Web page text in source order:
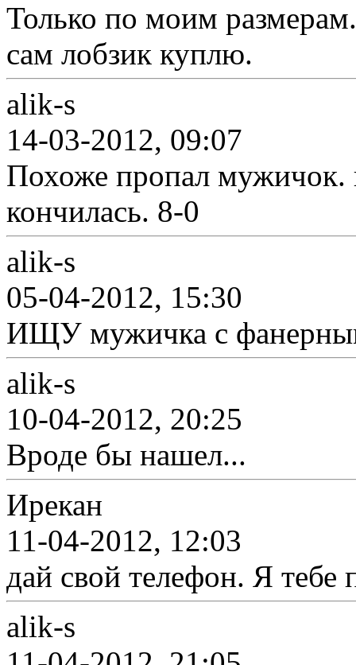
Только по моим
сам лобзик куплю.
alik-s
14-03-2012, 09:07
Похоже пропал мужичок.
кончилась. 8-0
alik-s
05-04-2012, 15:30
ИЩУ мужичка с
alik-s
10-04-2012, 20:25
Вроде бы нашел...
Ирекан
11-04-2012, 12:03
дай свой телефон. Я тебе
alik-s